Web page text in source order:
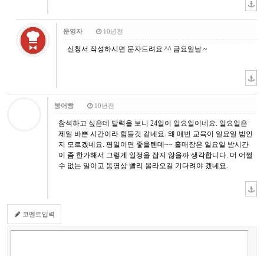
운영자 10년전
신청서 작성하시면 문자드려요 ^^ 금요일날 ~
붕어빵 10년전
참석하고 싶은데 달력을 보니 24일이 일요일이네요. 일요일은
제일 바쁜 시간이라 힘들것 같네요. 왜 매번 교육이 일요일 밤인
지 모르겠네요. 평일이면 좋을텐데~~ 홀매장은 일요일 밤시간
이 좀 한가해서 그렇게 일정을 잡지 않을까 생각합니다. 머 어쩔
수 없는 일이고 동영상 빨리 올라오길 기다려야 겠네요.
코멘트입력